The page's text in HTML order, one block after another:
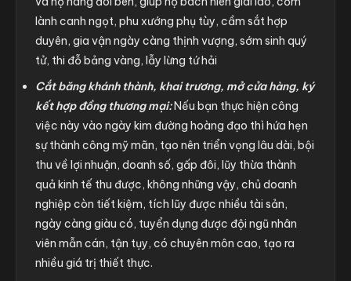
lành canh ngọt, phu xướng phụ tùy, cầm sắt hợp
duyên, gia vận ngày càng thịnh vượng, sớm sinh quý
tử, thi đỗ bảng vàng, lẫy lừng tứ hải
Cắt băng khánh thành, khai trương, mở cửa hàng, ký
kết hợp đồng thương mại:Nếu bạn thực hiện công
việc này vào ngày kim đường hoàng đạo thì hứa hẹn
sự thành công mỹ mãn, tạo nên triển vọng lâu dài, bội
thu về lợi nhuận, doanh số, gấp đôi, lũy thừa thành
quả kinh tế thu được, không những vậy, chủ doanh
nghiệp còn tiết kiệm, tích lũy được nhiều tài sản,
ngày càng giàu có, tuyển dụng được đội ngũ nhân
viên mẫn cán, tận tụy, có chuyên môn cao, tạo ra
nhiều giá trị thiết thực.